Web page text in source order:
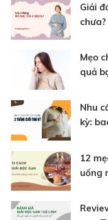
Giải
chưa?
Mẹo
quả
Nhu
kỳ:
12
uống